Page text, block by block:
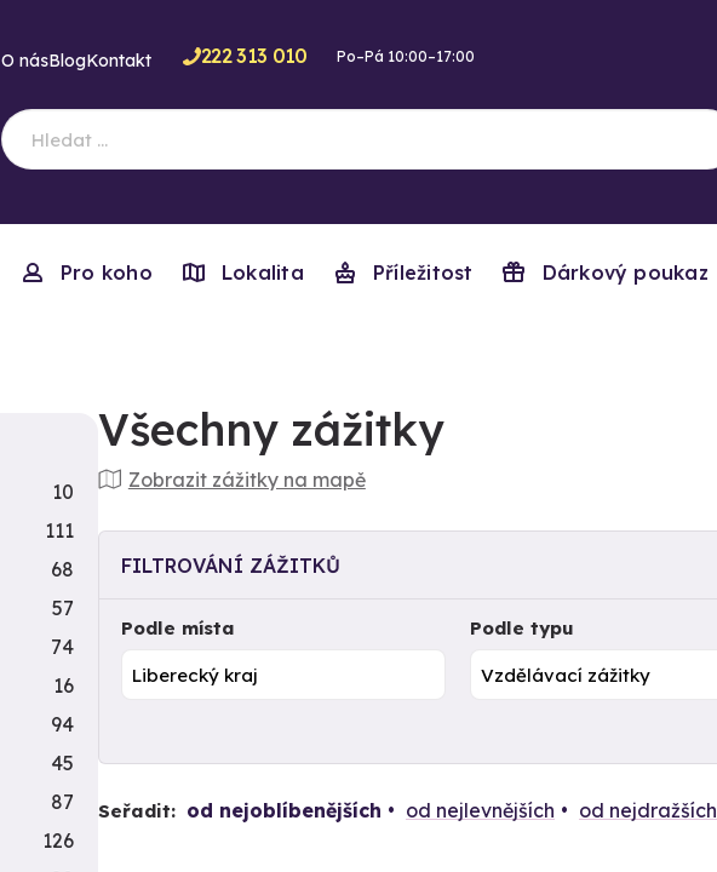
O násBlogKontakt 222 313 010 Po–Pá 10:00–17:00
Pro koho Lokalita Příležitost Dárkový poukaz
Všechny zážitky
Zobrazit zážitky na mapě
FILTROVÁNÍ ZÁŽITKŮ
Podle místa Podle typu
Seřadit: od nejoblíbenějších od nejlevnějších od nejdražších
10
111
68
57
74
16
94
45
87
126